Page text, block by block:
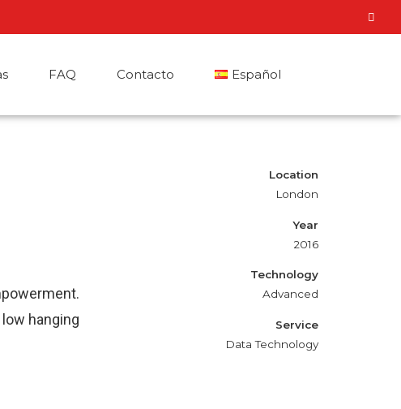
FAQ Contacto Español
hanging
Location
London
Year
2016
Technology
Advanced
Service
Data Technology